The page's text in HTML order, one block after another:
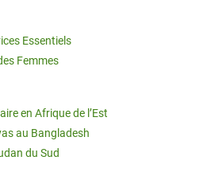
Essentiels
Femmes
en Afrique de l’Est
au Bangladesh
du Sud